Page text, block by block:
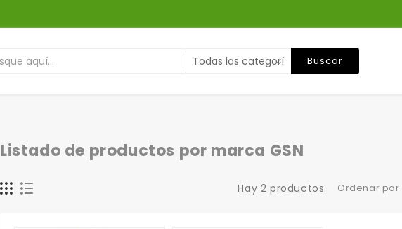
Buscar
Listado de productos por marca GSN
Hay 2 productos. Ordenar por: